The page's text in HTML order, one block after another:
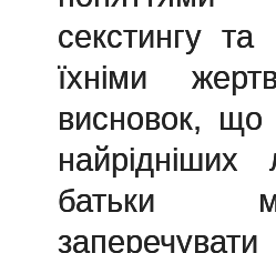
секстингу
їхніми
висновок, що
батьки